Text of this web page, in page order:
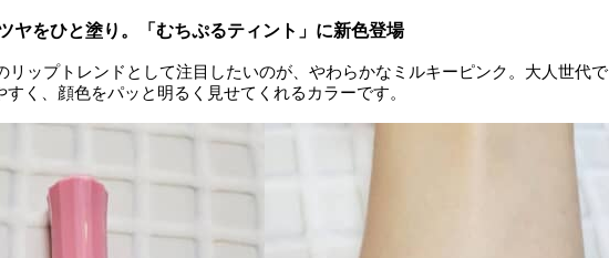
ヤをひと塗り。「むちぷるティント」に新色登場
リップトレンドとして注目したいのが、やわらかなミルキーピンク。大人世代で
すく、顔色をパッと明るく見せてくれるカラーです。